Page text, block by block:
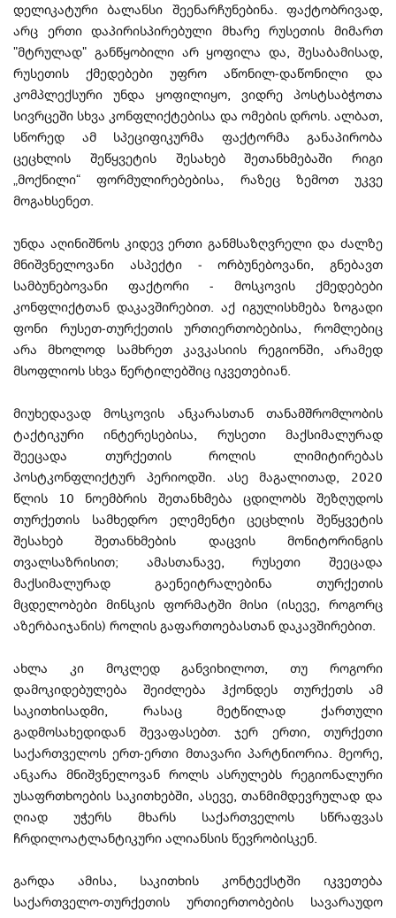
დელიკატური ბალანსი შეენარჩუნებინა. ფაქტობრივად,
არც ერთი დაპირისპირებული მხარე რუსეთის მიმართ
"მტრულად" განწყობილი არ ყოფილა და, შესაბამისად,
რუსეთის ქმედებები უფრო აწონილ-დაწონილი და
კომპლექსური უნდა ყოფილიყო, ვიდრე პოსტსაბჭოთა
სივრცეში სხვა კონფლიქტებისა და ომების დროს. ალბათ,
სწორედ ამ სპეციფიკურმა ფაქტორმა განაპირობა
ცეცხლის შეწყვეტის შესახებ შეთანხმებაში რიგი
„მოქნილი“ ფორმულირებებისა, რაზეც ზემოთ უკვე
მოგახსენეთ.
უნდა აღინიშნოს კიდევ ერთი განმსაზღვრელი და ძალზე
მნიშვნელოვანი ასპექტი - ორბუნებოვანი, გნებავთ
სამბუნებოვანი ფაქტორი - მოსკოვის ქმედებები
კონფლიქტთან დაკავშირებით. აქ იგულისხმება ზოგადი
ფონი რუსეთ-თურქეთის ურთიერთობებისა, რომლებიც
არა მხოლოდ სამხრეთ კავკასიის რეგიონში, არამედ
მსოფლიოს სხვა წერტილებშიც იკვეთებიან.
მიუხედავად მოსკოვის ანკარასთან თანამშრომლობის
ტაქტიკური ინტერესებისა, რუსეთი მაქსიმალურად
შეეცადა თურქეთის როლის ლიმიტირებას
პოსტკონფლიქტურ პერიოდში. ასე მაგალითად, 2020
წლის 10 ნოემბრის შეთანხმება ცდილობს შეზღუდოს
თურქეთის სამხედრო ელემენტი ცეცხლის შეწყვეტის
შესახებ შეთანხმების დაცვის მონიტორინგის
თვალსაზრისით; ამასთანავე, რუსეთი შეეცადა
მაქსიმალურად გაენეიტრალებინა თურქეთის
მცდელობები მინსკის ფორმატში მისი (ისევე, როგორც
აზერბაიჯანის) როლის გაფართოებასთან დაკავშირებით.
ახლა კი მოკლედ განვიხილოთ, თუ როგორი
დამოკიდებულება შეიძლება ჰქონდეს თურქეთს ამ
საკითხისადმი, რასაც მეტწილად ქართული
გადმოსახედიდან შევაფასებთ. ჯერ ერთი, თურქეთი
საქართველოს ერთ-ერთი მთავარი პარტნიორია. მეორე,
ანკარა მნიშვნელოვან როლს ასრულებს რეგიონალური
უსაფრთხოების საკითხებში, ასევე, თანმიმდევრულად და
ღიად უჭერს მხარს საქართველოს სწრაფვას
ჩრდილოატლანტიკური ალიანსის წევრობისკენ.
გარდა ამისა, საკითხის კონტექსტში იკვეთება
საქართველო-თურქეთის ურთიერთობების სავარაუდო